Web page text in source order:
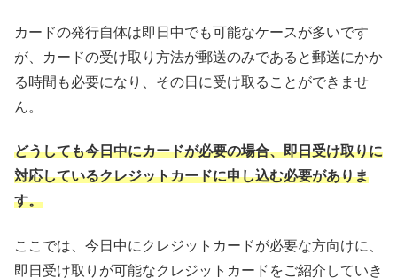
カードの発行自体は即日中でも可能なケースが多いです
が、カードの受け取り方法が郵送のみであると郵送にかか
る時間も必要になり、その日に受け取ることができませ
ん。
どうしても今日中にカードが必要の場合、即日受け取りに
対応しているクレジットカードに申し込む必要がありま
す。
ここでは、今日中にクレジットカードが必要な方向けに、
即日受け取りが可能なクレジットカードをご紹介していき